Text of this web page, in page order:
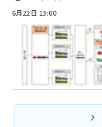
6月22日 13:00